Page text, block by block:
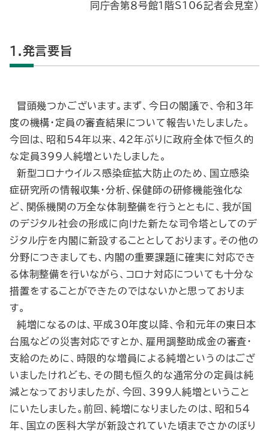
同庁舎第８号館1階S106記者会見室）
1.発言要旨
冒頭幾つかございます。まず、今日の閣議で、令和３年
度の機構・定員の審査結果について報告いたしました。
今回は、昭和54年以来、42年ぶりに政府全体で恒久的
な定員399人純増といたしました。
新型コロナウイルス感染症拡大防止のため、国立感染
症研究所の情報収集・分析、保健師の研修機能強化な
ど、関係機関の万全な体制整備を行うとともに、我が国
のデジタル社会の形成に向けた新たな司令塔としてのデ
ジタル庁を内閣に新設することとしております。その他の
分野につきましても、内閣の重要課題に確実に対応でき
る体制整備を行いながら、コロナ対応についても十分な
措置をすることができたのではないかと思っておりま
す。
純増になるのは、平成30年度以降、令和元年の東日本
台風などの災害対応ですとか、雇用調整助成金の審査・
支給のために、時限的な増員による純増というのはござ
いましたけれども、その間も恒久的な通常分の定員は純
減となっておりましたが、今回、399人純増ということ
にいたしました。前回、純増になりましたのは、昭和54
年、国立の医科大学が新設されていた頃までさかのぼり